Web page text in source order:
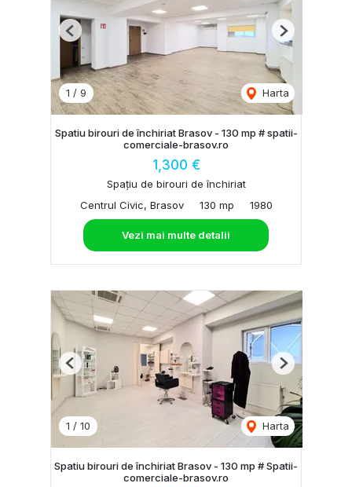
1 / 9 Harta
Previous Next
Spatiu birouri de închiriat Brasov - 130 mp # spatii-
comerciale-brasov.ro
1,300 €
Spațiu de birouri de închiriat
Centrul Civic, Brasov
130 mp 1980
Vezi mai multe detalii
1 / 10 Harta
Previous Next
Spatiu birouri de închiriat Brasov - 130 mp # Spatii-
comerciale-brasov.ro